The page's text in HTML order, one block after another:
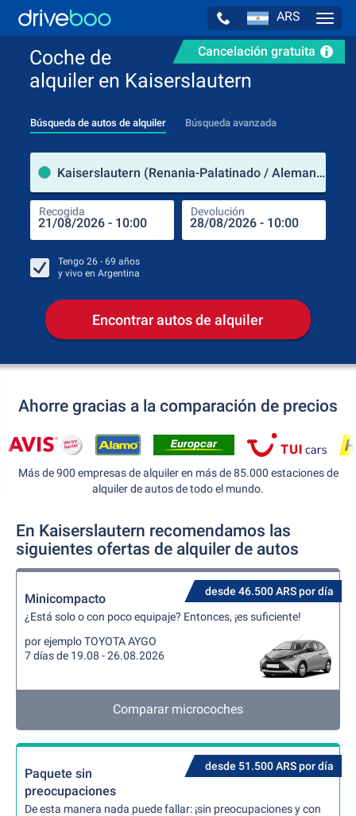
ARS
Cancelación gratuita
Coche de
alquiler en Kaiserslautern
Búsqueda de autos de alquiler Búsqueda avanzada
Kaiserslautern (Renania-Palatinado / Alemania)
Recogida Devolución
Tengo 26 - 69 años
y vivo en Argentina
Encontrar autos de alquiler
Ahorre gracias a la comparación de precios
Más de 900 empresas de alquiler en más de 85.000 estaciones de
alquiler de autos de todo el mundo.
En Kaiserslautern recomendamos las
siguientes ofertas de alquiler de autos
desde 46.500 ARS por día
Minicompacto
¿Está solo o con poco equipaje? Entonces, ¡es suficiente!
por ejemplo TOYOTA AYGO
7 días de 19.08 - 26.08.2026
Comparar microcoches
desde 51.500 ARS por día
Paquete sin
preocupaciones
De esta manera nada puede fallar: ¡sin preocupaciones y con